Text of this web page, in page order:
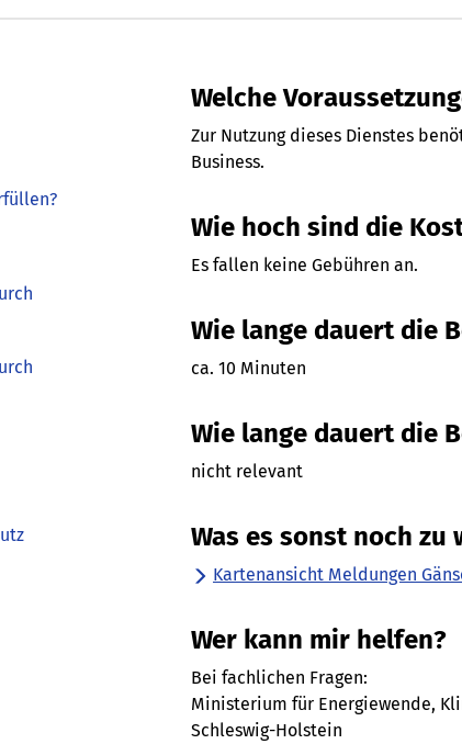
Welche
Zur Nutzung dieses Dienstes
Business.
Wie hoch sind die
Es fallen keine Gebühren an.
Wie lange dauert die
ca. 10 Minuten
Wie lange dauert die
nicht relevant
Was es sonst noch zu
Kartenansicht Meldungen
Wer kann mir helfen?
Bei fachlichen Fragen:
Ministerium für Energiewende,
Schleswig-Holstein